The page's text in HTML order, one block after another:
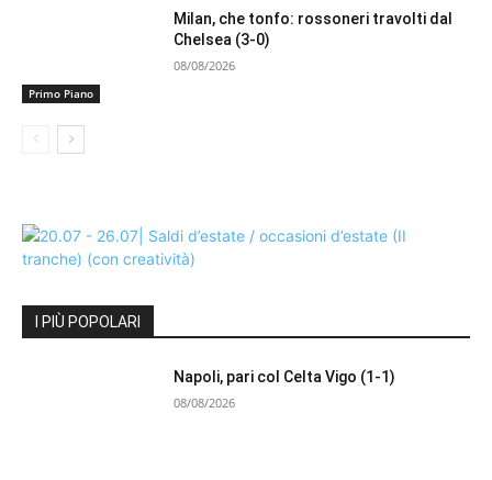
Primo Piano
Milan, che tonfo: rossoneri travolti dal
Chelsea (3-0)
08/08/2026
I PIÙ POPOLARI
Napoli, pari col Celta Vigo (1-1)
08/08/2026